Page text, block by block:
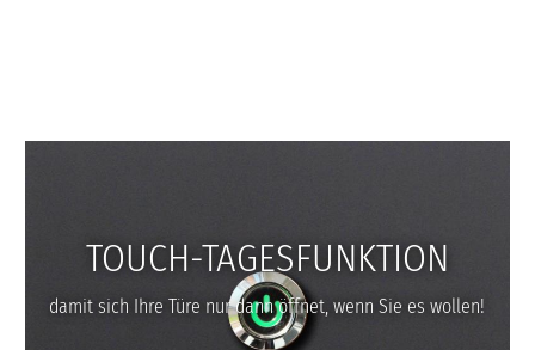
UNTERNEHMEN
TOUCH-TAGESFUNKTION
damit sich Ihre Türe nur dann öffnet, wenn Sie es wollen!